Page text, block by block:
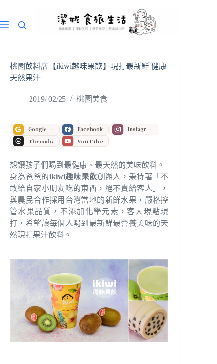
主
桃園飲料店【ikiwi趣味果飲】現打最新鮮 健康
天然果汁
2019/ 02/25 桃園美食
Google 偏好來源 Facebook Instagram
Threads YouTube
想讓孩子們喝到最健康、最天然的美味飲料。
身為爸爸的ikiwi趣味果飲創辦人，秉持著「不
敢給自家小朋友吃的東西，絕不賣給客人」，
與農民合作採用台灣當地的新鮮水果，嚴格控
管水果品質，不添加化學元素，客人現點現
打，希望讓每個人喝到最新鮮最營養美味的天
然現打果汁飲料。